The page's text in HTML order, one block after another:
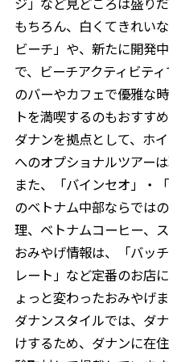
ジ」など見どころは盛り
もちろん、白くてきれい
ビーチ」や、新たに開発
で、ビーチアクティビテ
のバーやカフェで優雅な
トを満喫するのもおすすめ
ダナンを拠点として、ホ
へのオプショナルツアー
また、「バインセオ」・
のベトナム中部ならでは
理、ベトナムコーヒー、
おみやげ情報は、「バッ
レート」など定番のお店
ょっと変わったおみやげ
ダナンスタイルでは、ダ
けするため、ダナンに在